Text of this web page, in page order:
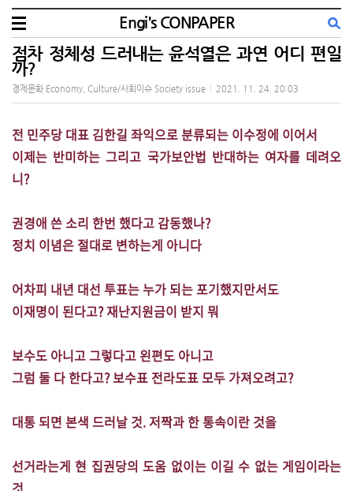
Engi's CONPAPER
점차 정체성 드러내는 윤석열은 과연 어디 편일
까?
경제문화 Economy, Culture/사회이슈 Society issue 2021. 11. 24. 20:03
전 민주당 대표 김한길 좌익으로 분류되는 이수정에 이어서
이제는 반미하는 그리고 국가보안법 반대하는 여자를 데려오
니?
권경애 쓴 소리 한번 했다고 감동했나?
정치 이념은 절대로 변하는게 아니다
어차피 내년 대선 투표는 누가 되는 포기했지만서도
이재명이 된다고? 재난지원금이 받지 뭐
보수도 아니고 그렇다고 왼편도 아니고
그럼 둘 다 한다고?보수표 전라도표 모두 가져오려고?
대통 되면 본색 드러날 것.저짝과 한 통속이란 것을
선거라는게 현 집권당의 도움 없이는 이길 수 없는 게임이라는